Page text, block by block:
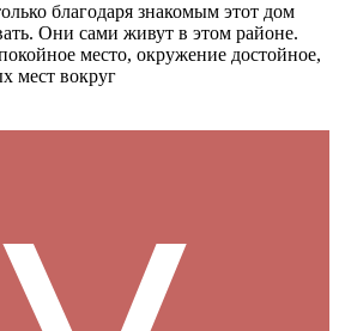
благодаря знакомым этот дом
Они сами живут в этом районе.
место, окружение достойное,
мест вокруг